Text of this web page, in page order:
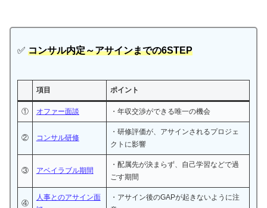
✅ コンサル内定～アサインまでの6STEP
項目 ポイント
① オファー面談 ・年収交渉ができる唯一の機会
② コンサル研修
・研修評価が、アサインされるプロジェ
クトに影響
③ アベイラブル期間
・配属先が決まらず、自己学習などで過
ごす期間
④
人事とのアサイン面
・アサイン後のGAPが起きないように注